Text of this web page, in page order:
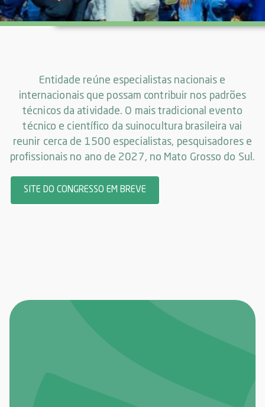
Entidade reúne especialistas nacionais e
internacionais que possam contribuir nos padrões
técnicos da atividade. O mais tradicional evento
técnico e científico da suinocultura brasileira vai
reunir cerca de 1500 especialistas, pesquisadores e
profissionais no ano de 2027, no Mato Grosso do Sul.
SITE DO CONGRESSO EM BREVE